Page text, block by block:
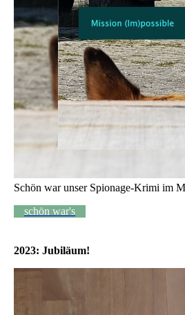
Schön war unser Spionage-Krimi im
schön war's
2023: Jubiläum!